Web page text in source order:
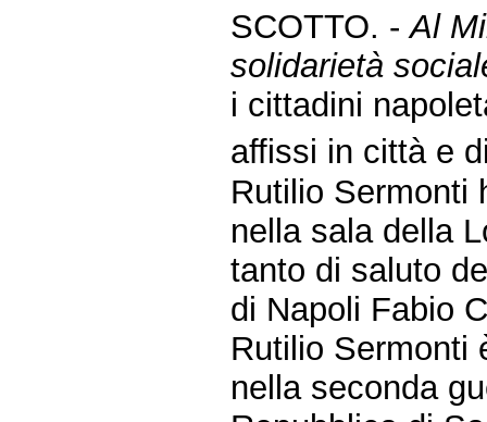
SCOTTO. -Al
solidarietà
i cittadini
affissi in città e
Rutilio Sermonti
nella sala della
tanto di saluto
di Napoli Fabio
Rutilio Sermonti
nella seconda